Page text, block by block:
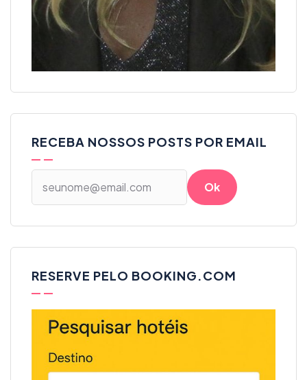
RECEBA NOSSOS POSTS POR EMAIL
RESERVE PELO BOOKING.COM